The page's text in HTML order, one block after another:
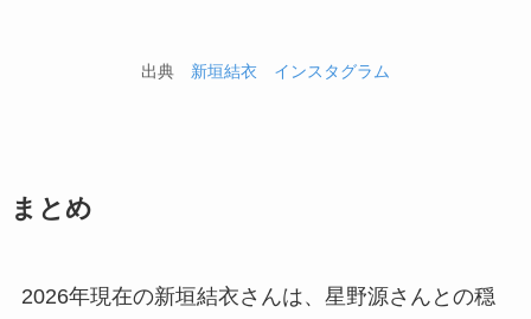
出典 新垣結衣 インスタグラム
まとめ
2026年現在の新垣結衣さんは、星野源さんとの穏